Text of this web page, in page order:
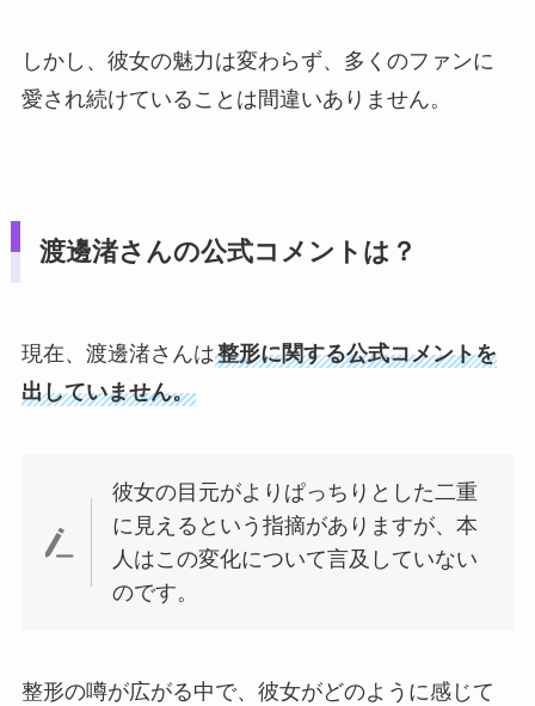
しかし、彼女の魅力は変わらず、多くのファンに
愛され続けていることは間違いありません。
渡邊渚さんの公式コメントは？
現在、渡邊渚さんは整形に関する公式コメントを
出していません。
彼女の目元がよりぱっちりとした二重
に見えるという指摘がありますが、本
人はこの変化について言及していない
のです。
整形の噂が広がる中で、彼女がどのように感じて